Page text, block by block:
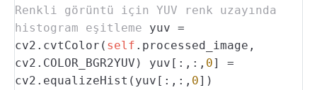
Renkli görüntü için YUV renk uzayında
histogram eşitleme
yuv =
cv2.cvtColor( self .processed_image,
cv2.COLOR_BGR2YUV)
yuv[:,:, 0] =
cv2.equalizeHist(yuv[:,:, 0])